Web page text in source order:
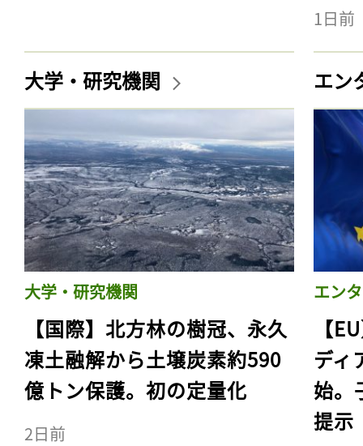
1日前
大学・研究機関
大学・研究機関
【国際】北方林の樹冠、永久
凍土融解から土壌炭素約590
億トン保護。初の定量化
2日前
エン
エン
【
ディ
始。
提示